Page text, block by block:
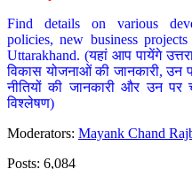
Find details on various
policies, new business
Uttarakhand. (यहां आप पायेंगे
विकास योजनाओं की जानकारी, उन
नीतियों की जानकारी और उन पर
विश्लेषण)
Moderators: Mayank Chand
Posts: 6,084